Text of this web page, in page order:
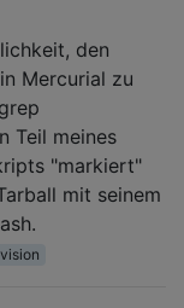
den
Mercurial zu
Teil meines
"markiert"
mit seinem